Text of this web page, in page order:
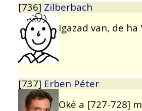
[736] Zilberbach
Igazad van, de
[737] Erben Péter
Oké a [727-728]